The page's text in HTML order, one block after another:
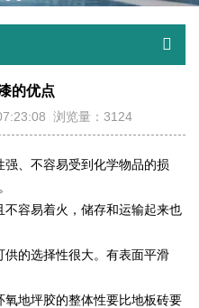
的优点
浏览量：3124
、不容易受到化学物品的损
容易着火，储存和运输起来也
的选择性很大。有表面平滑
地坪胶的整体性要比地板砖要